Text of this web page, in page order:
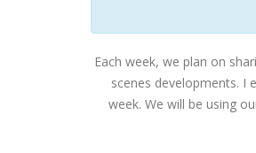
Each week, we plan on
scenes developments. I
week. We will be using